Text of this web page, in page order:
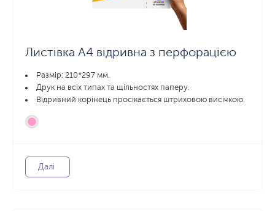
Листівка А4 відривна з перфорацією
Размір: 210*297 мм.
Друк на всіх типах та щільностях паперу.
Відривний корінець просікається штриховою висічкою.
Далі